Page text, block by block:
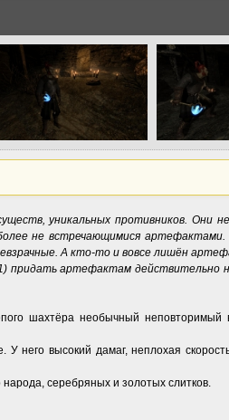
уникальных противников. Они
не встречающимися
А кто-то и вовсе лишён
придать артефактам
шахтёра необычный неповторимый
него высокий дамаг, неплохая
серебряных и золотых слитков.